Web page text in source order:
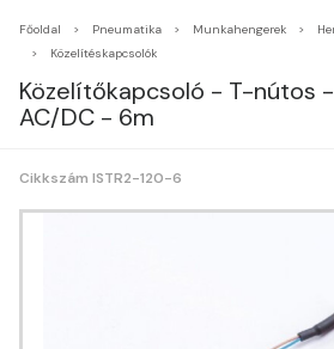
Főoldal Pneumatika Munkahengerek
Közelítéskapcsolók
Közelítőkapcsoló - T-nútos -
AC/DC - 6m
Cikkszám ISTR2-120-6